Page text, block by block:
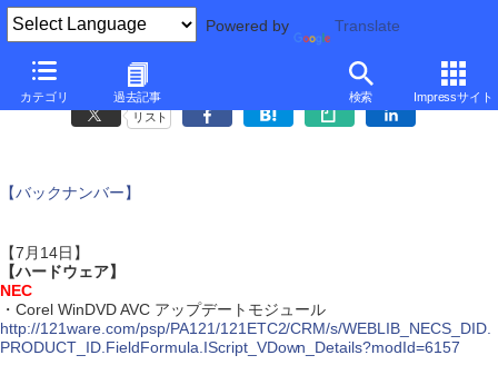
Powered by Translate
カテゴリ 過去記事 検索 Impressサイト
リスト
【バックナンバー】
【7月14日】
【ハードウェア】
NEC
・Corel WinDVD AVC アップデートモジュール
http://121ware.com/psp/PA121/121ETC2/CRM/s/WEBLIB_NECS_DID.
PRODUCT_ID.FieldFormula.IScript_VDown_Details?modId=6157